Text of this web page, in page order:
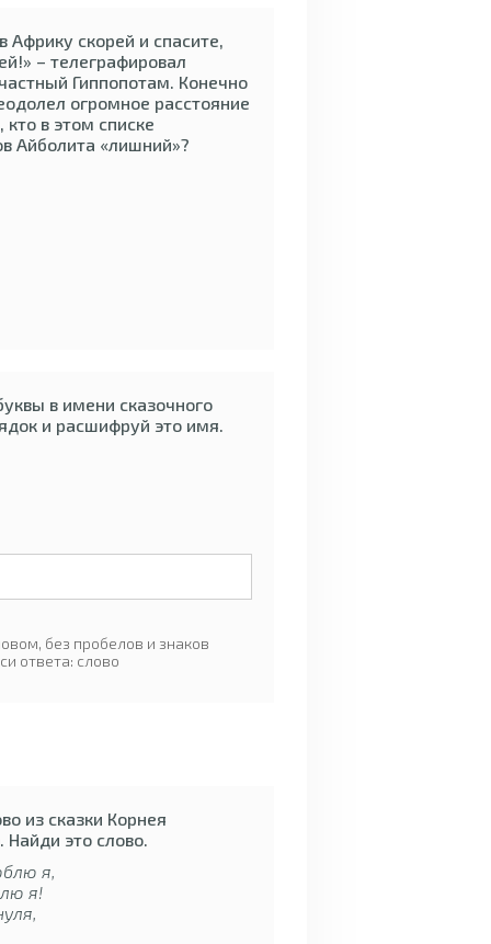
Африку скорей и спасите,
– телеграфировал
Гиппопотам. Конечно
огромное расстояние
в этом списке
Айболита «лишний»?
в имени сказочного
и расшифруй это имя.
без пробелов и знаков
ответа: слово
из сказки Корнея
Найди это слово.
я,
я!